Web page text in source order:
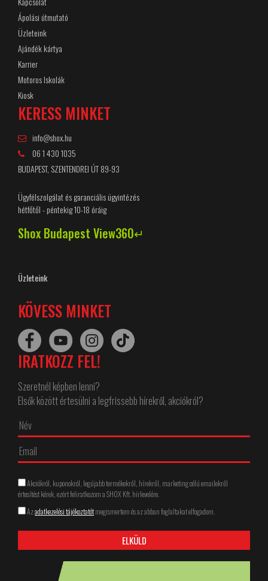
Ápolási útmutató
Üzleteink
Ajándék kártya
Karrier
Motoros Iskolák
Kiosk
KERESS MINKET
info@shox.hu
06 1 430 1035
BUDAPEST, SZENTENDREI ÚT 89-93
Ügyfélszolgálat és garanciális ügyintézés
hétfőtől - péntekig 10-18 óráig
Shox Budapest View360↵
Üzleteink
KÖVESS MINKET
IRATKOZZ FEL!
Szeretnél képben lenni?
Elsők között értesülni a legfrissebb hírekről, akciókról?
Akciókról, kuponokról, legújabb termékekről, hírekről, marketing célú emailekről
értesítést kérek, ezért feliratkozom a SHOX Kft. hírlevelére.
Azadatkezelési tájékoztatótmegismertem és az abban foglaltakat elfogadom.